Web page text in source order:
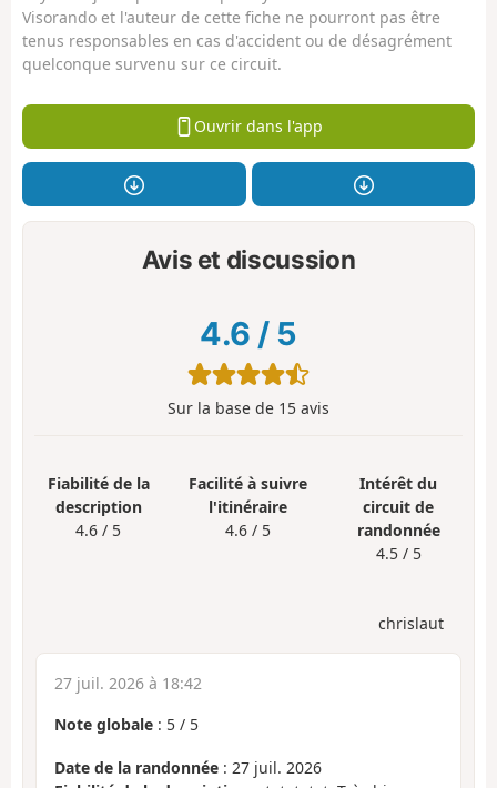
Visorando et l'auteur de cette fiche ne pourront pas être
tenus responsables en cas d'accident ou de désagrément
quelconque survenu sur ce circuit.
Ouvrir dans l'app
Avis et discussion
4.6 / 5
Sur la base de 15 avis
Fiabilité de la
description
4.6 / 5
Facilité à suivre
l'itinéraire
4.6 / 5
Intérêt du
circuit de
randonnée
4.5 / 5
chrislaut
27 juil. 2026 à 18:42
Note globale : 5 / 5
Date de la randonnée : 27 juil. 2026